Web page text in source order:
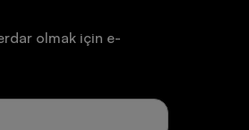
olmak için e-